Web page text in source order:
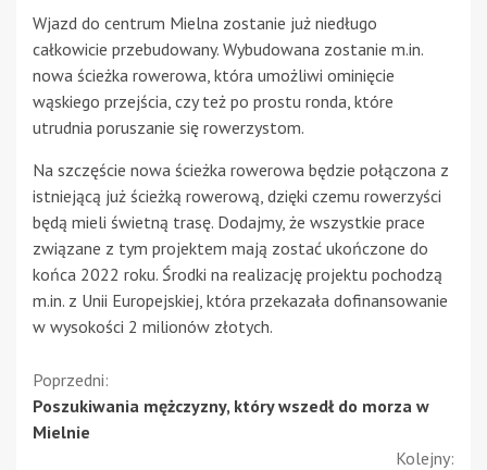
Wjazd do centrum Mielna zostanie już niedługo
całkowicie przebudowany. Wybudowana zostanie m.in.
nowa ścieżka rowerowa, która umożliwi ominięcie
wąskiego przejścia, czy też po prostu ronda, które
utrudnia poruszanie się rowerzystom.
Na szczęście nowa ścieżka rowerowa będzie połączona z
istniejącą już ścieżką rowerową, dzięki czemu rowerzyści
będą mieli świetną trasę. Dodajmy, że wszystkie prace
związane z tym projektem mają zostać ukończone do
końca 2022 roku. Środki na realizację projektu pochodzą
m.in. z Unii Europejskiej, która przekazała dofinansowanie
w wysokości 2 milionów złotych.
Kontynuuj
czytanie
Poprzedni:
Poszukiwania mężczyzny, który wszedł do morza w
Mielnie
Kolejny: